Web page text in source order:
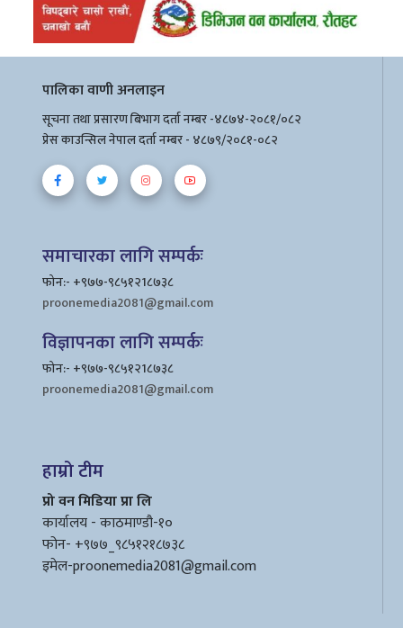
पालिका वाणी अनलाइन
सूचना तथा प्रसारण बिभाग दर्ता नम्बर -४८७४-२०८१/०८२
प्रेस काउन्सिल नेपाल दर्ता नम्बर - ४८७९/२०८१-०८२
समाचारका लागि सम्पर्कः
फोन:- +९७७-९८५१२1८७३८
proonemedia2081@gmail.com
विज्ञापनका लागि सम्पर्कः
फोन:- +९७७-९८५१२1८७३८
proonemedia2081@gmail.com
हाम्रो टीम
प्रो वन मिडिया प्रा लि
कार्यालय - काठमाण्डौ-१०
फोन- +९७७_९८५१२१८७३८
इमेल-proonemedia2081@gmail.com